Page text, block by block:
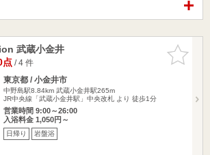
お気に入
りに追加
武蔵小金井
点/ 4 件
東京都 / 小金井市
中野島駅8.84km 武蔵小金井駅265m
JR中央線「武蔵小金井駅」中央改札 より 徒歩1分
営業時間 9:00～26:00
入浴料金 1,050円～
日帰り 岩盤浴